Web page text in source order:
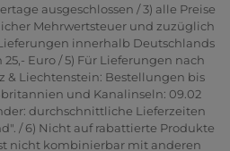
ausgeschlossen / 3) alle Preise
Mehrwertsteuer und zuzüglich
innerhalb Deutschlands
Euro / 5) Für Lieferungen nach
& Liechtenstein: Bestellungen bis
und Kanalinseln: 09.02
durchschnittliche Lieferzeiten
/ 6) Nicht auf rabattierte Produkte
nicht kombinierbar mit anderen